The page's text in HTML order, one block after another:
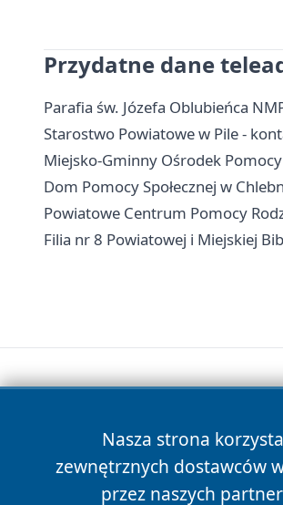
Przydatne dane
Parafia św. Józefa Oblubieńca
Starostwo Powiatowe w Pile -
Miejsko-Gminny Ośrodek
Dom Pomocy Społecznej w
Powiatowe Centrum Pomocy
Filia nr 8 Powiatowej i Miejskiej
Nasza strona
zewnętrznych dostawców
przez naszych